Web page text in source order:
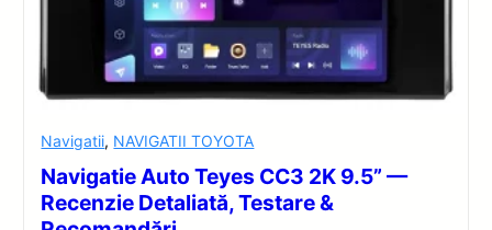
Navigatii, NAVIGATII TOYOTA
Navigatie Auto Teyes CC3 2K 9.5” —
Recenzie Detaliată, Testare &